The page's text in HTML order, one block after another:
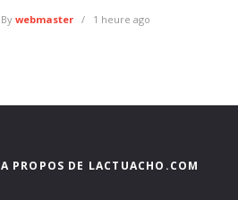
By webmaster 1 heure ago
A PROPOS DE LACTUACHO.COM